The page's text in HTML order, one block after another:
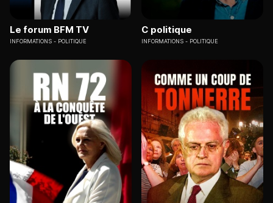
Le forum BFM TV
INFORMATIONS POLITIQUE
C politique
INFORMATIONS POLITIQUE